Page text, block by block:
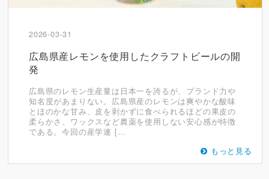
2026-03-31
広島県産レモンを使用したクラフトビールの開
発
広島県のレモン生産量は日本一を誇るが、ブランド力や
知名度があまりない。広島県産のレモンは爽やかな酸味
とほのかな甘み、皮を剥かずに食べられるほどの果皮の
柔らかさ、ワックスなど農薬を使用しない安心感が特徴
である。今回の産学連 […
もっと見る